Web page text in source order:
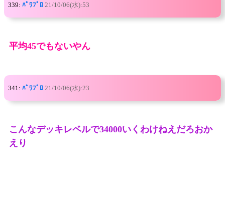
339: ﾊﾟﾜﾌﾟﾛ 21/10/06(水):53
平均45でもないやん
341: ﾊﾟﾜﾌﾟﾛ 21/10/06(水):23
こんなデッキレベルで34000いくわけねえだろおか
えり